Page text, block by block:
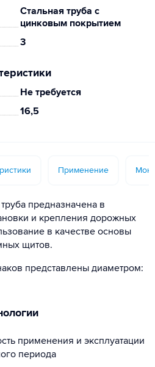
Стальная труба с
цинковым покрытием
3
Не требуется
16,5
Применение
предназначена в
и крепления дорожных
в качестве основы
щитов.
представлены диаметром:
применения и эксплуатации
периода